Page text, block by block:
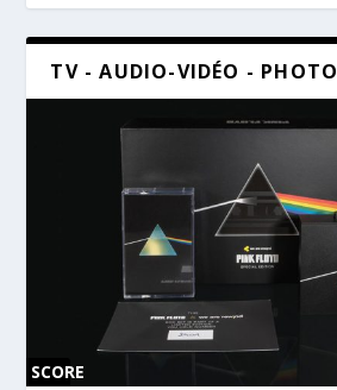
TV - AUDIO-VIDÉO - PHOTO
SCORE